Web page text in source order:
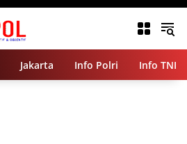
Jakarta Info Polri Info TNI